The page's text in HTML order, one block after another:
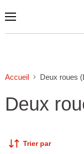
Accueil Deux roues
Deux
Trier par